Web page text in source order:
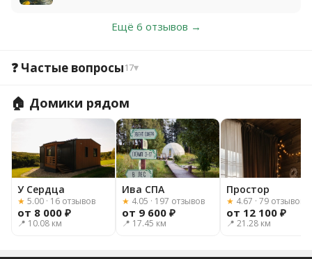
Ещё 6 отзывов →
❓ Частые вопросы17▾
🏠 Домики рядом
У Сердца
★ 5.00 · 16 отзывов
от 8 000 ₽
📍 10.08 км
Ива СПА
★ 4.05 · 197 отзывов
от 9 600 ₽
📍 17.45 км
Простор
★ 4.67 · 79 отзывов
от 12 100 ₽
📍 21.28 км